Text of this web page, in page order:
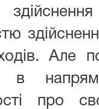
Але
в
про